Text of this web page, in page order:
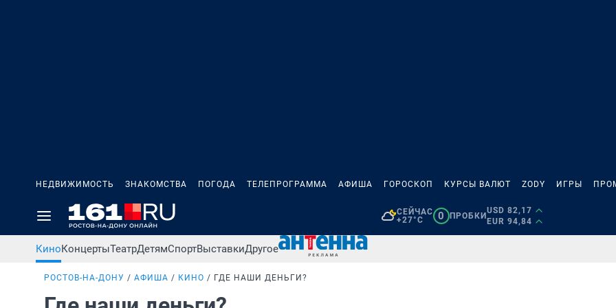
НЕДВИЖИМОСТЬ ЗНАКОМСТВА ПОГОДА ТЕЛЕПРОГРАММА АФИША ГОРОСКОП КУРСЫ ВАЛЮТ ZODY ИГРЫ
СЕЙЧАС
+27°C
0 ПРОБКИ
USD 82,17
EUR 94,84
КиноКонцертыТеатрДетямСпортВыставкиДругое
РОСТОВ-НА-ДОНУ АФИША КИНО ГДЕ НАШИ ДЕНЬГИ?